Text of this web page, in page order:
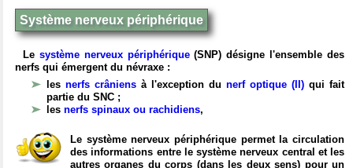
Système nerveux périphérique
Le système nerveux périphérique(SNP) désigne l'ensemble des
nerfs qui émergent du névraxe :
les nerfs crâniens à l'exception du nerf optique (II) qui fait
partie du SNC ;
les nerfs spinaux ou rachidiens,
Le système nerveux périphérique permet la circulation
des informations entre le système nerveux central et les
autres organes du corps (dans les deux sens) pour un